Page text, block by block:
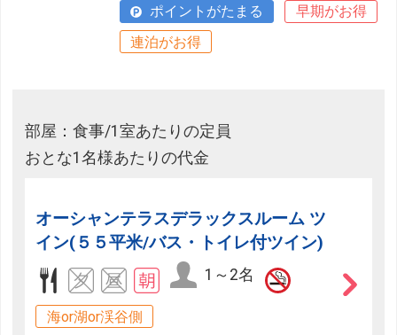
ポイントがたまる
早期がお得
連泊がお得
部屋：食事/1室あたりの定員
おとな1名様あたりの代金
オーシャンテラスデラックスルーム ツ
イン(５５平米/バス・トイレ付ツイン)
1～2名
海or湖or渓谷側